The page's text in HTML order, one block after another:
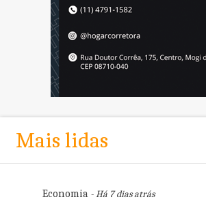
Mais lidas
Economia- Há 7 dias atrás